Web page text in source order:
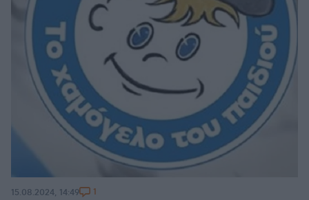
15.08.2024, 14:49 1